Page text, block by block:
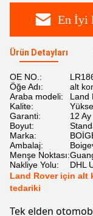
En İyi
Ürün Detayları
OE NO.:
Öğe Adı:
alt
Araba modeli:
Land
Kalite:
Garanti:
12 Ay
Boyut:
Marka:
Ambalaj:
Menşe Noktası:
Nakliye Yolu:
DHL
Land Rover için alt
tedariki
Tek elden